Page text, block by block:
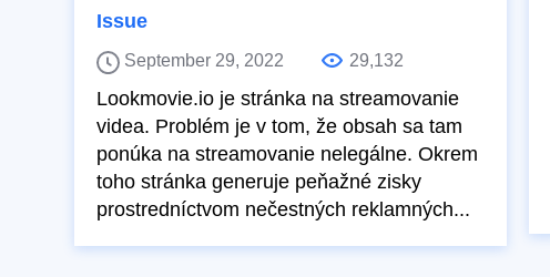
Issue
September 29, 2022 29,132
Lookmovie.io je stránka na streamovanie
videa. Problém je v tom, že obsah sa tam
ponúka na streamovanie nelegálne. Okrem
toho stránka generuje peňažné zisky
prostredníctvom nečestných reklamných...